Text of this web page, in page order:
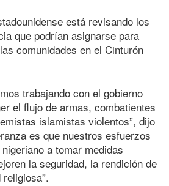
está revisando los
que podrían asignarse para
comunidades en el Cinturón
trabajando con el gobierno
el flujo de armas, combatientes
islamistas violentos”, dijo
es que nuestros esfuerzos
a tomar medidas
la seguridad, la rendición de